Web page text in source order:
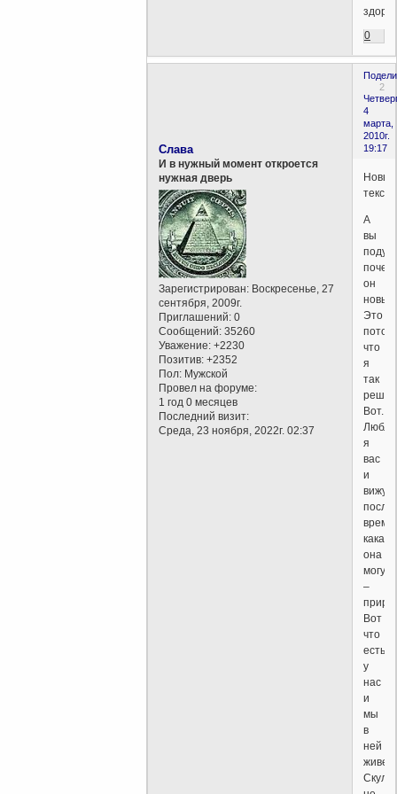
0
2
4
марта,
2010г.
19:17
Слава
И в нужный момент откроется
нужная дверь
Зарегистрирован: Воскресенье, 27
сентября, 2009г.
Приглашений: 0
Сообщений: 35260
Уважение: +2230
Позитив: +2352
Пол: Мужской
Провел на форуме:
1 год 0 месяцев
Последний визит:
Среда, 23 ноября, 2022г. 02:37
Новый
текст
А
вы
он
новый.
Это
что
я
так
Вот.
Люблю
я
вас
и
вижу
время,
какая
она
–
Вот
что
есть
у
нас
и
мы
в
ней
живем.